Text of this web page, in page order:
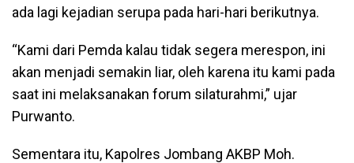
ada lagi kejadian serupa pada hari-hari berikutnya.
“Kami dari Pemda kalau tidak segera merespon, ini
akan menjadi semakin liar, oleh karena itu kami pada
saat ini melaksanakan forum silaturahmi,” ujar
Purwanto.
Sementara itu, Kapolres Jombang AKBP Moh.